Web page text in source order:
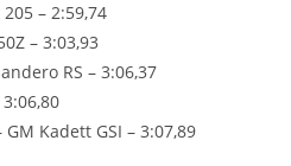
– 2:59,74
– 3:03,93
RS – 3:06,37
Kadett GSI – 3:07,89